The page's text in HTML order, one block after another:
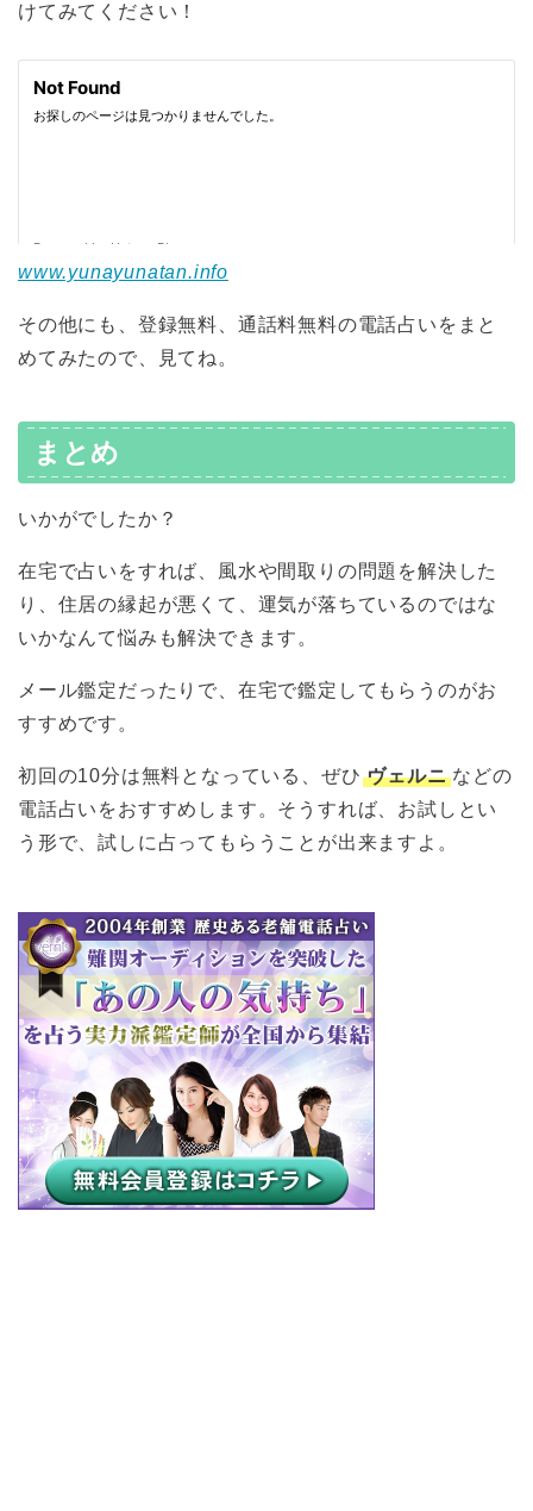
けてみてください！
www.yunayunatan.info
その他にも、登録無料、通話料無料の電話占いをまと
めてみたので、見てね。
まとめ
いかがでしたか？
在宅で占いをすれば、風水や間取りの問題を解決した
り、住居の縁起が悪くて、運気が落ちているのではな
いかなんて悩みも解決できます。
メール鑑定だったりで、在宅で鑑定してもらうのがお
すすめです。
初回の10分は無料となっている、ぜひ ヴェルニ などの
電話占いをおすすめします。そうすれば、お試しとい
う形で、試しに占ってもらうことが出来ますよ。